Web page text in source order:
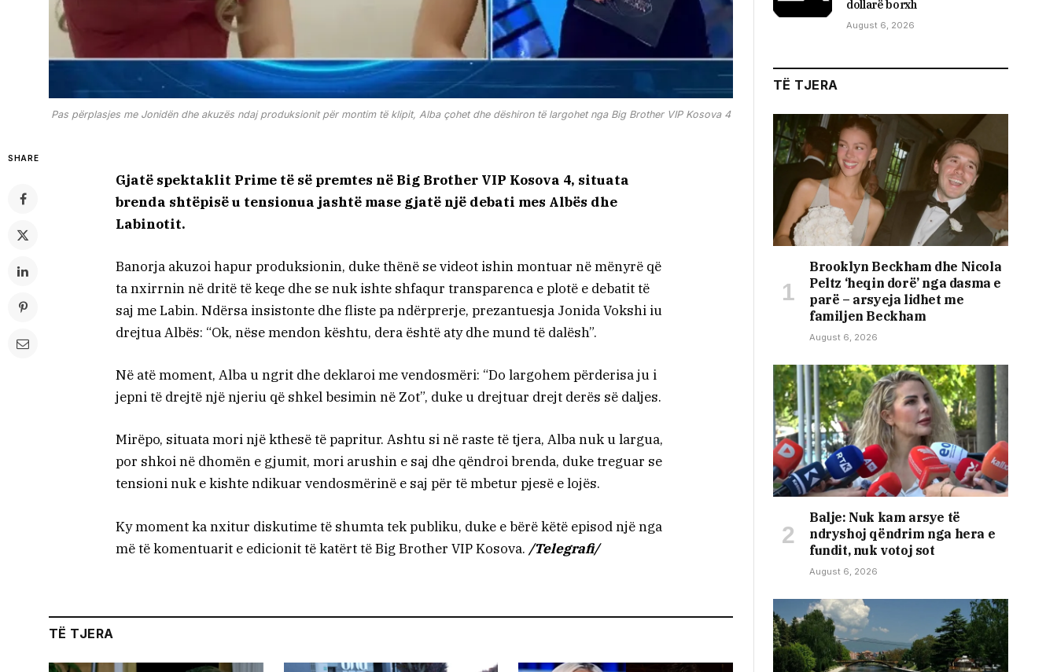
Pas përplasjes me Jonidën dhe akuzës ndaj produksionit për montim të klipit, Alba çohet dhe dëshiron të largohet nga Big Brother VIP Kosova 4
SHARE
Gjatë spektaklit Prime të së premtes në Big Brother VIP Kosova 4, situata
brenda shtëpisë u tensionua jashtë mase gjatë një debati mes Albës dhe
Labinotit.
Banorja akuzoi hapur produksionin, duke thënë se videot ishin montuar në mënyrë që
ta nxirrnin në dritë të keqe dhe se nuk ishte shfaqur transparenca e plotë e debatit të
saj me Labin. Ndërsa insistonte dhe fliste pa ndërprerje, prezantuesja Jonida Vokshi iu
drejtua Albës: “Ok, nëse mendon kështu, dera është aty dhe mund të dalësh”.
Në atë moment, Alba u ngrit dhe deklaroi me vendosmëri: “Do largohem përderisa ju i
jepni të drejtë një njeriu që shkel besimin në Zot”, duke u drejtuar drejt derës së daljes.
Mirëpo, situata mori një kthesë të papritur. Ashtu si në raste të tjera, Alba nuk u largua,
por shkoi në dhomën e gjumit, mori arushin e saj dhe qëndroi brenda, duke treguar se
tensioni nuk e kishte ndikuar vendosmërinë e saj për të mbetur pjesë e lojës.
Ky moment ka nxitur diskutime të shumta tek publiku, duke e bërë këtë episod një nga
më të komentuarit e edicionit të katërt të Big Brother VIP Kosova. /Telegrafi/
TË TJERA
dollarë borxh
August 6, 2026
TË TJERA
Brooklyn Beckham dhe Nicola
Peltz ‘heqin dorë’ nga dasma e
parë – arsyeja lidhet me
familjen Beckham
August 6, 2026
​Balje: Nuk kam arsye të
ndryshoj qëndrim nga hera e
fundit, nuk votoj sot
August 6, 2026